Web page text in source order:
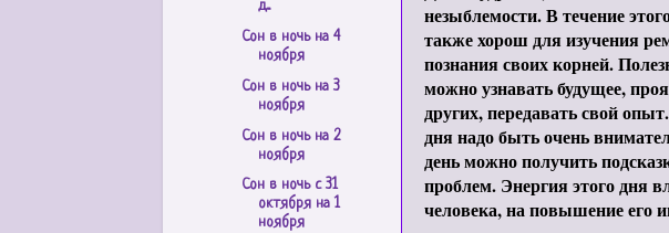
незыблемости. В течение
также хорош для изучения
познания своих корней.
можно узнавать будущее,
других, передавать свой
дня надо быть очень
день можно получить
проблем. Энергия этого дня
человека, на повышение его
д...
Сон в ночь на 4
ноября
Сон в ночь на 3
ноября
Сон в ночь на 2
ноября
Сон в ночь с 31
октября на 1
ноября